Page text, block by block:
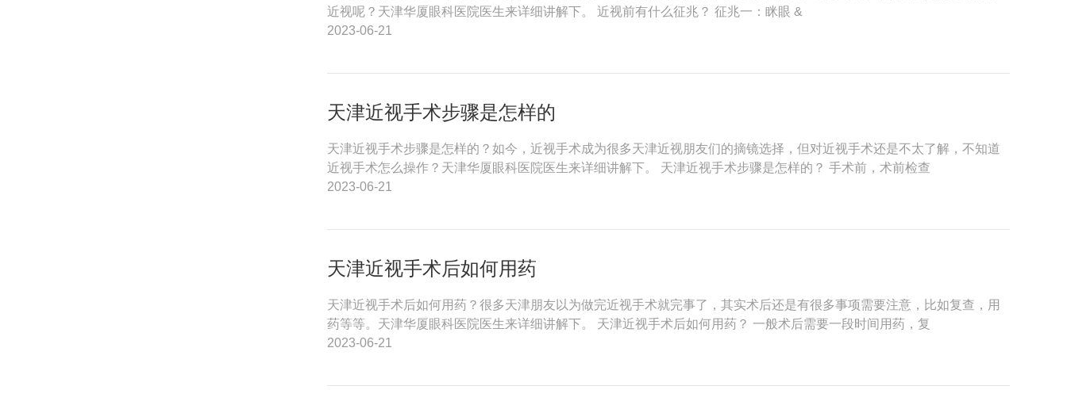
近视呢？天津华厦眼科医院医生来详细讲解下。 近视前有什么征兆？ 征兆一：眯眼 &
2023-06-21
天津近视手术步骤是怎样的
天津近视手术步骤是怎样的？如今，近视手术成为很多天津近视朋友们的摘镜选择，但对近视手术还是不太了解，不知道
近视手术怎么操作？天津华厦眼科医院医生来详细讲解下。 天津近视手术步骤是怎样的？ 手术前，术前检查
2023-06-21
天津近视手术后如何用药
天津近视手术后如何用药？很多天津朋友以为做完近视手术就完事了，其实术后还是有很多事项需要注意，比如复查，用
药等等。天津华厦眼科医院医生来详细讲解下。 天津近视手术后如何用药？ 一般术后需要一段时间用药，复
2023-06-21